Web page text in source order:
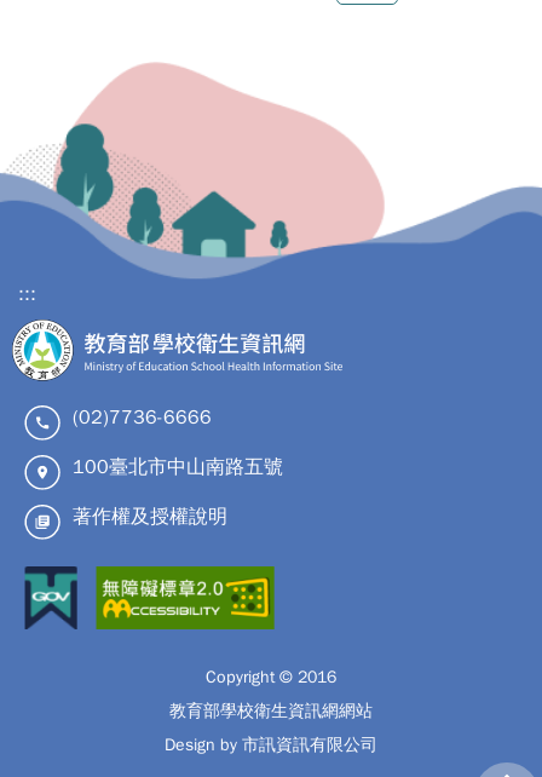
:::
(02)7736-6666
100臺北市中山南路五號
著作權及授權說明
Copyright © 2016
教育部學校衛生資訊網網站
Design by 市訊資訊有限公司